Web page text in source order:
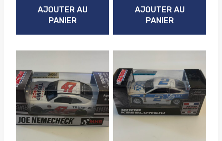
AJOUTER AU
PANIER
AJOUTER AU
PANIER